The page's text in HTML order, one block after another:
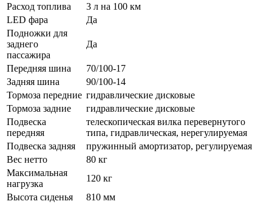
Расход топлива
3 л на 100 км
LED фара
Да
Подножки для
заднего
пассажира
Да
Передняя шина
70/100-17
Задняя шина
90/100-14
Тормоза передние гидравлические дисковые
Тормоза задние
гидравлические дисковые
Подвеска
передняя
телескопическая вилка перевернутого
типа, гидравлическая, нерегулируемая
Подвеска задняя
пружинный амортизатор, регулируемая
Вес нетто
80 кг
Максимальная
нагрузка
120 кг
Высота сиденья
810 мм